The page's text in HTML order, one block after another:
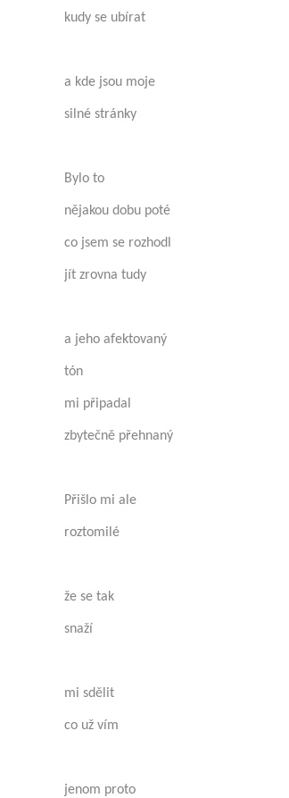
kudy se ubírat
a kde jsou moje
silné stránky
Bylo to
nějakou dobu poté
co jsem se rozhodl
jít zrovna tudy
a jeho afektovaný
tón
mi připadal
zbytečně přehnaný
Přišlo mi ale
roztomilé
že se tak
snaží
mi sdělit
co už vím
jenom proto